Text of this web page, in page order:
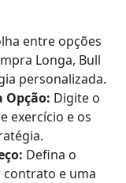
entre opções
Longa, Bull
personalizada.
Opção: Digite o
exercício e os
Defina o
contrato e uma